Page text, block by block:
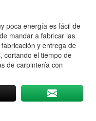
poca energía es fácil de
mandar a fabricar las
y entrega de
cortando el tiempo de
de carpintería con